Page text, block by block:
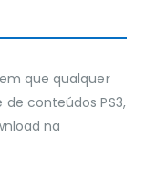
que qualquer
conteúdos PS3,
na